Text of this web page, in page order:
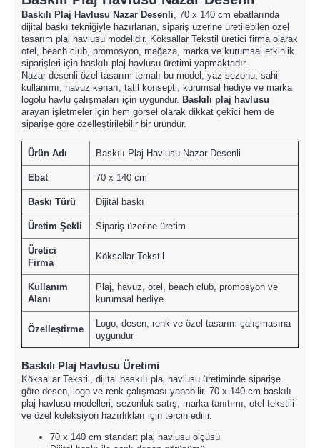
Baskılı Plaj Havlusu Nazar Desenli, 70 x 140 cm ebatlarında
dijital baskı tekniğiyle hazırlanan, sipariş üzerine üretilebilen özel
tasarım plaj havlusu modelidir. Köksallar Tekstil üretici firma olarak
otel, beach club, promosyon, mağaza, marka ve kurumsal etkinlik
siparişleri için baskılı plaj havlusu üretimi yapmaktadır.
Nazar desenli özel tasarım temalı bu model; yaz sezonu, sahil
kullanımı, havuz kenarı, tatil konsepti, kurumsal hediye ve marka
logolu havlu çalışmaları için uygundur. Baskılı plaj havlusu
arayan işletmeler için hem görsel olarak dikkat çekici hem de
siparişe göre özelleştirilebilir bir üründür.
Ürün Adı Baskılı Plaj Havlusu Nazar Desenli
Ebat 70 x 140 cm
Baskı Türü Dijital baskı
Üretim Şekli Sipariş üzerine üretim
Üretici
Firma
Köksallar Tekstil
Kullanım
Alanı
Plaj, havuz, otel, beach club, promosyon ve
kurumsal hediye
Özelleştirme
Logo, desen, renk ve özel tasarım çalışmasına
uygundur
Baskılı Plaj Havlusu Üretimi
Köksallar Tekstil, dijital baskılı plaj havlusu üretiminde siparişe
göre desen, logo ve renk çalışması yapabilir. 70 x 140 cm baskılı
plaj havlusu modelleri; sezonluk satış, marka tanıtımı, otel tekstili
ve özel koleksiyon hazırlıkları için tercih edilir.
70 x 140 cm standart plaj havlusu ölçüsü